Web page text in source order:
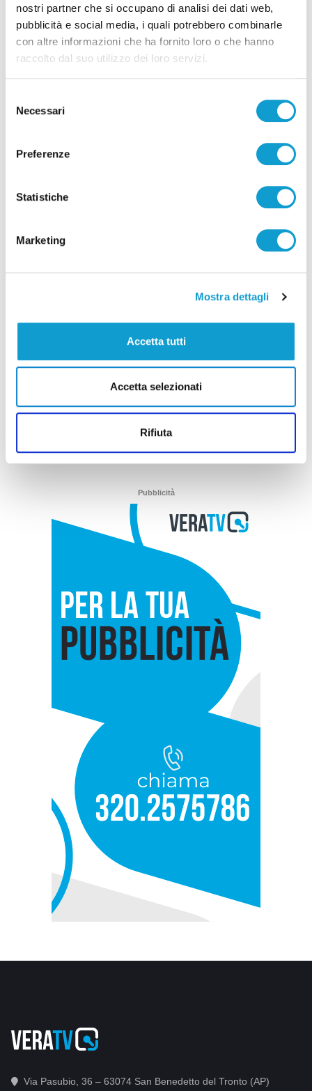
nostri partner che si occupano di analisi dei dati web,
pubblicità e social media, i quali potrebbero combinarle
con altre informazioni che ha fornito loro o che hanno
raccolto dal suo utilizzo dei loro servizi.
delNecessari
Preferenze
Statistiche
Marketing
Mostra dettagli
Accetta tutti
Accetta selezionati
Rifiuta
Lanciano - A un anno dal suicidio di
Prospero, giudizio immediato per il
18enne
1(current)
Pubblicità
Via Pasubio, 36 – 63074 San Benedetto del Tronto (AP)